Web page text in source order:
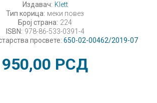
Издавач: Klett
Тип корица: меки повез
Број страна: 224
ISBN: 978-86-533-0391-4
просвете: 650-02-00462/2019-07
950,00 РСД